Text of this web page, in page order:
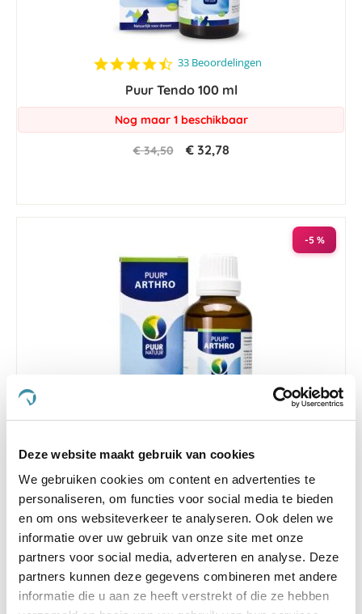
Deze website maakt gebruik van cookies
We gebruiken cookies om content en advertenties te
personaliseren, om functies voor social media te bieden
en om ons websiteverkeer te analyseren. Ook delen we
informatie over uw gebruik van onze site met onze
partners voor social media, adverteren en analyse. Deze
partners kunnen deze gegevens combineren met andere
informatie die u aan ze heeft verstrekt of die ze hebben
4.5
rating
33 Beoordelingen
Puur Tendo 100 ml
Nog maar 1 beschikbaar
€ 34,50 € 32,78
-5 %
4.5
rating
11 Beoordelingen
Puur Arthro 50 ml
€ 21,90 € 20,81